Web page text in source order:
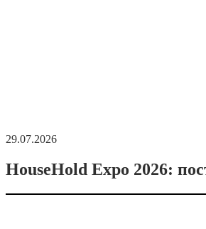
29.07.2026
HouseHold Expo 2026: